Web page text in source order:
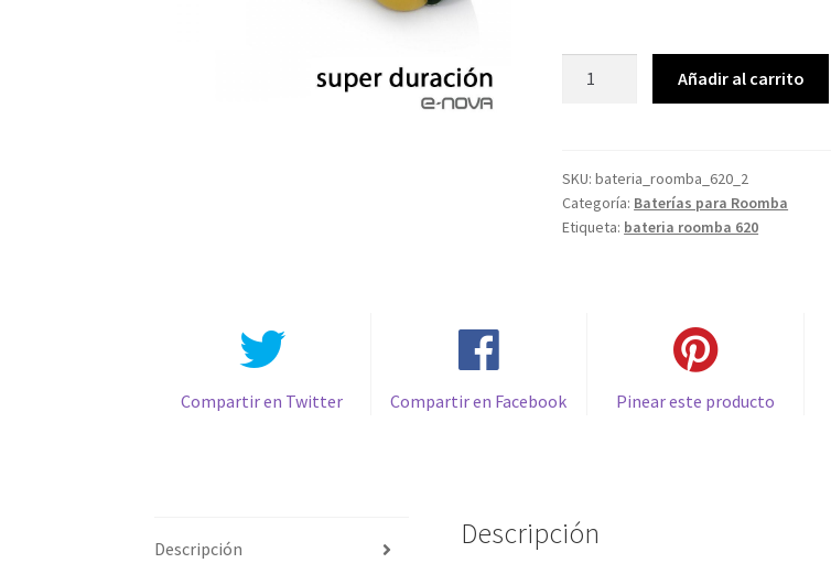
original
era:
actual
es:
Capacidad
4500mAh
Compatible
700
Añadir al carrito
SKU:bateria_roomba_620_2
Categoría: Baterías para Roomba
Etiqueta: bateria roomba 620
Compartir en Twitter Compartir en Facebook Pinear este producto
Descripción Descripción